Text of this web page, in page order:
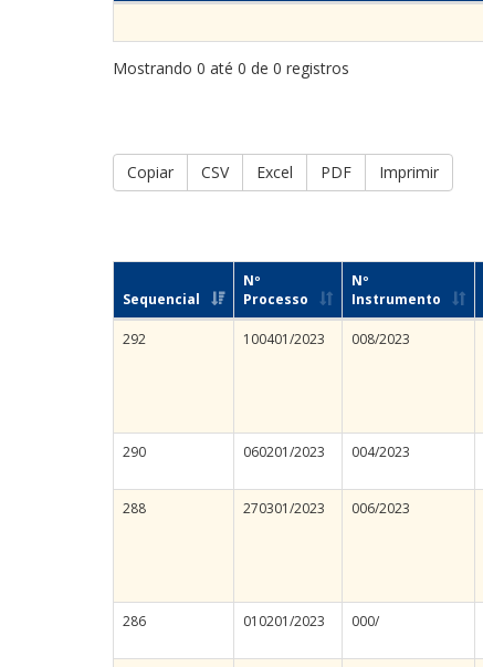
Mostrando 0 até 0 de 0 registros
Copiar CSV Excel PDF Imprimir
Sequencial
Nº
Processo
Nº
Instrumento
292 100401/2023 008/2023
290 060201/2023 004/2023
288 270301/2023 006/2023
286 010201/2023 000/